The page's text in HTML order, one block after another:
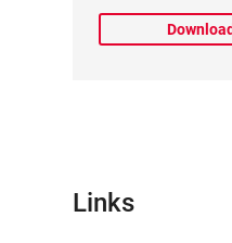
Download
Links